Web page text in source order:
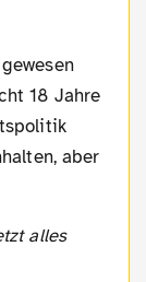
18 Jahre
aber